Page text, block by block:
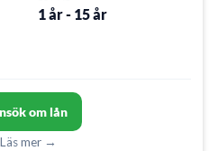
1 år - 15 år
om lån
Läs mer →